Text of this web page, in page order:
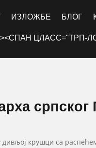
ИЗЛОЖБЕ БЛОГ
ЦЛАСС="ТРП-
српског
крушци са